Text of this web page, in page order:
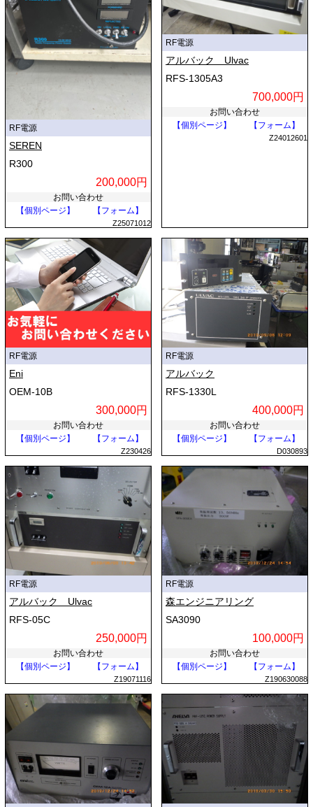
RF電源
SEREN
R300
200,000円
お問い合わせ
【個別ページ】
【フォーム】
Z25071012
RF電源
アルバック Ulvac
RFS-1305A3
700,000円
お問い合わせ
【個別ページ】
【フォーム】
Z24012601
RF電源
Eni
OEM-10B
300,000円
お問い合わせ
【個別ページ】
【フォーム】
Z230426
RF電源
アルバック
RFS-1330L
400,000円
お問い合わせ
【個別ページ】
【フォーム】
D030893
RF電源
アルバック Ulvac
RFS-05C
250,000円
お問い合わせ
【個別ページ】
【フォーム】
Z19071116
RF電源
森エンジニアリング
SA3090
100,000円
お問い合わせ
【個別ページ】
【フォーム】
Z190630088